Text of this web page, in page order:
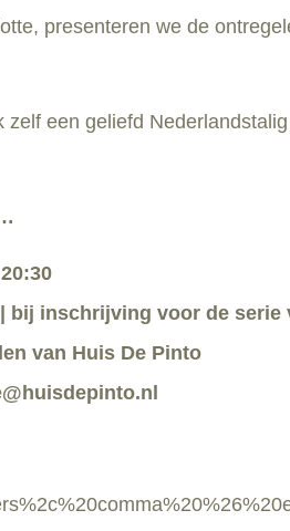
presenteren we de
een geliefd
bij inschrijving voor de serie
van Huis De Pinto